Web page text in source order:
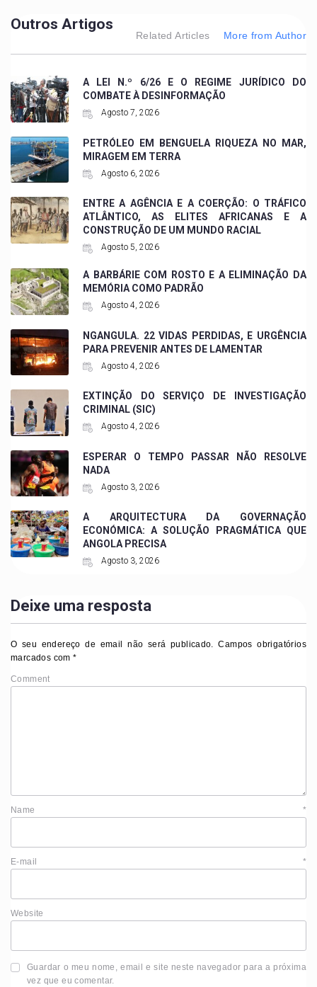
Outros Artigos
Related Articles More from Author
A LEI N.º 6/26 E O REGIME JURÍDICO DO
COMBATE À DESINFORMAÇÃO
Agosto 7, 2026
PETRÓLEO EM BENGUELA RIQUEZA NO MAR,
MIRAGEM EM TERRA
Agosto 6, 2026
ENTRE A AGÊNCIA E A COERÇÃO: O TRÁFICO
ATLÂNTICO, AS ELITES AFRICANAS E A
CONSTRUÇÃO DE UM MUNDO RACIAL
Agosto 5, 2026
A BARBÁRIE COM ROSTO E A ELIMINAÇÃO DA
MEMÓRIA COMO PADRÃO
Agosto 4, 2026
NGANGULA. 22 VIDAS PERDIDAS, E URGÊNCIA
PARA PREVENIR ANTES DE LAMENTAR
Agosto 4, 2026
EXTINÇÃO DO SERVIÇO DE INVESTIGAÇÃO
CRIMINAL (SIC)
Agosto 4, 2026
ESPERAR O TEMPO PASSAR NÃO RESOLVE
NADA
Agosto 3, 2026
A ARQUITECTURA DA GOVERNAÇÃO
ECONÓMICA: A SOLUÇÃO PRAGMÁTICA QUE
ANGOLA PRECISA
Agosto 3, 2026
Deixe uma resposta
O seu endereço de email não será publicado. Campos obrigatórios
marcados com*
Comment
Name *
E-mail *
Website
Guardar o meu nome, email e site neste navegador para a próxima
vez que eu comentar.